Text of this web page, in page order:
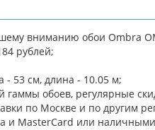
вниманию обои Ombra
рублей;
53 см, длина - 10.05 м;
обоев, регулярные
по Москве и по другим
и MasterCard или